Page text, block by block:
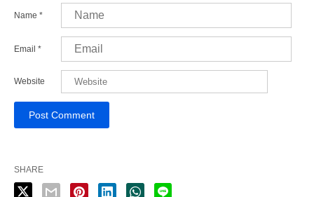
Name *
Email *
Website
SHARE